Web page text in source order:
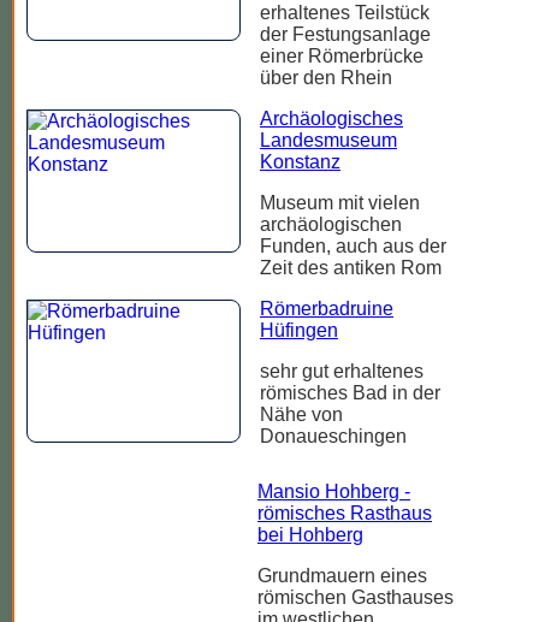
erhaltenes Teilstück
der Festungsanlage
einer Römerbrücke
über den Rhein
Archäologisches
Landesmuseum
Konstanz
Museum mit vielen
archäologischen
Funden, auch aus der
Zeit des antiken Rom
Römerbadruine
Hüfingen
sehr gut erhaltenes
römisches Bad in der
Nähe von
Donaueschingen
Mansio Hohberg -
römisches Rasthaus
bei Hohberg
Grundmauern eines
römischen Gasthauses